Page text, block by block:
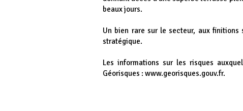
beaux jours.
Un bien rare sur le secteur, aux
stratégique.
Les informations sur les risques
Géorisques : www.georisques.gouv.fr.